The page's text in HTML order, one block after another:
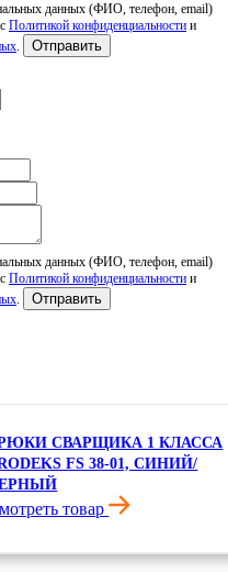
данных (ФИО, телефон, email)
Политикой конфиденциальности и
. Отправить
данных (ФИО, телефон, email)
Политикой конфиденциальности и
. Отправить
СВАРЩИКА 1 КЛАССА
FS 38-01, СИНИЙ/
товар